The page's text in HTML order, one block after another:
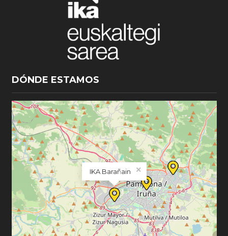
DÓNDE ESTAMOS
IKA Barañain ×